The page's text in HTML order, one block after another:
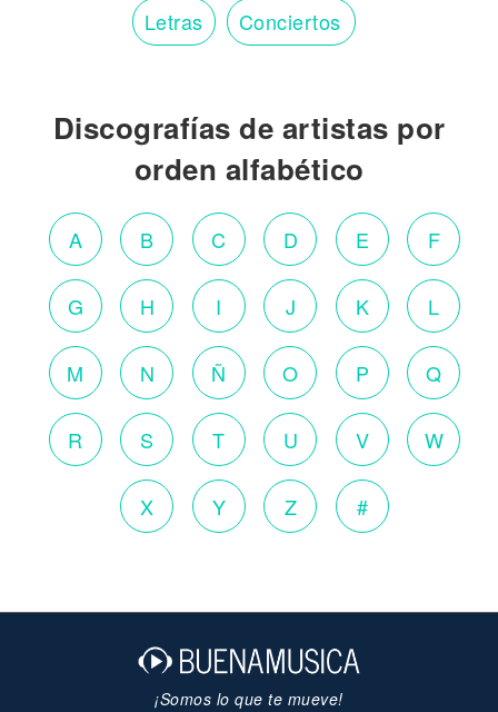
Letras Conciertos
Discografías de artistas por
orden alfabético
A B C D E F
G H I J K L
M N Ñ O P Q
R S T U V W
X Y Z #
¡Somos lo que te mueve!